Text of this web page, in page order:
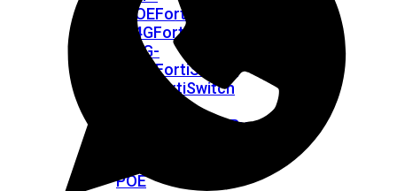
FPOEFortiSwitch
124GFortiSwitch
124G-
FortiSwitch
FortiSwitch
FortiSwitchRugged
POE